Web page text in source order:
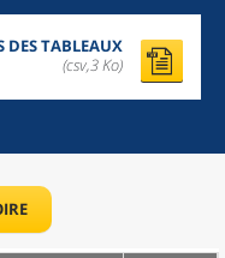
DES TABLEAUX
(csv,3 Ko)